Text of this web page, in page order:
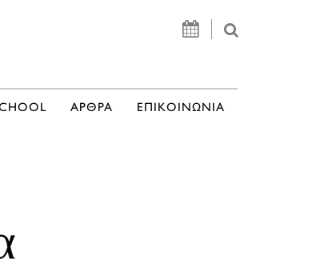
ΑΡΘΡΑ ΕΠΙΚΟΙΝΩΝΙΑ